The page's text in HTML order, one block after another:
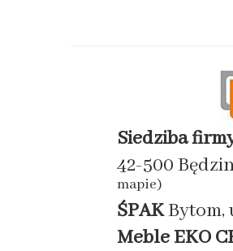
Siedziba
42-500
mapie)
ŚPAKBytom,
Meble EKO